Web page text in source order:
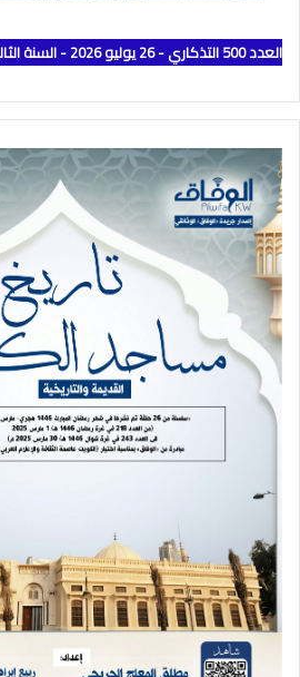
العدد 500 التذكاري - 26 يوليو 2026 - السنة الثالثة